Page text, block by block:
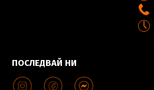
ПОСЛЕДВАЙ НИ